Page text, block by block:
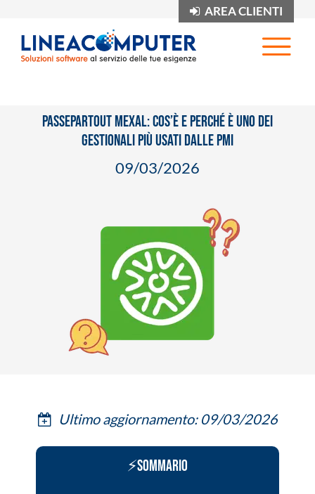
AREA CLIENTI
Passepartout Mexal: cos’è e perché è uno dei
gestionali più usati dalle PMI
09/03/2026
Ultimo aggiornamento: 09/03/2026
⚡Sommario